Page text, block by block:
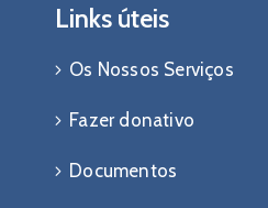
Links úteis
Os Nossos Serviços
Fazer donativo
Documentos